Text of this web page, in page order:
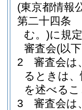
(東京都情報
第二十四条
む。)に規
審査会(以
2
審査会は
るときは
を述べる
3
審査会は